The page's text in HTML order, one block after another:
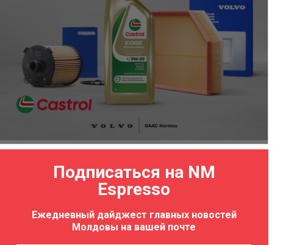
Подписаться на NM
Espresso
Ежедневный дайджест главных новостей
Молдовы на вашей почте